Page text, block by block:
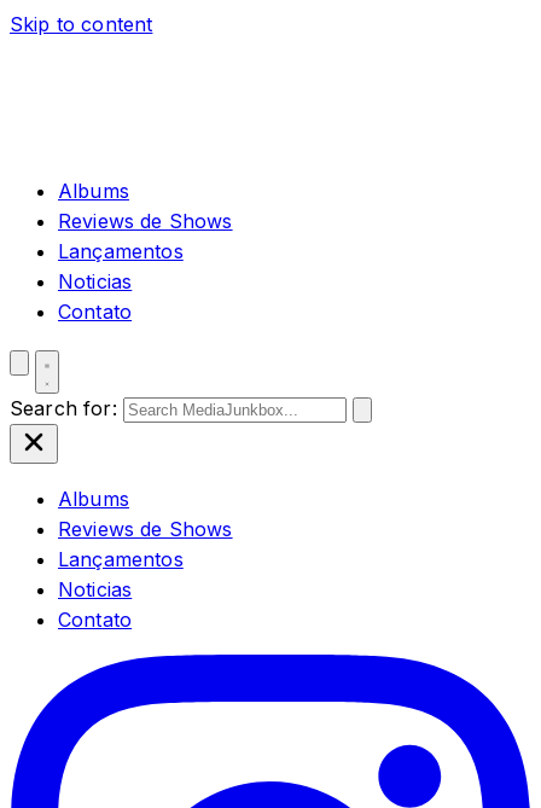
Skip to content
Albums
Reviews de Shows
Lançamentos
Noticias
Contato
Search for:
Albums
Reviews de Shows
Lançamentos
Noticias
Contato